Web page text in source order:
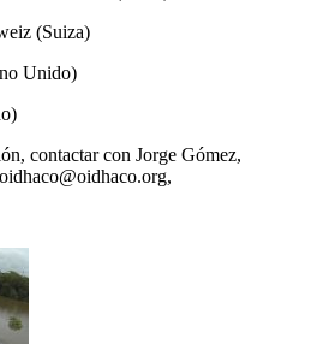
(Suiza)
Unido)
contactar con Jorge Gómez,